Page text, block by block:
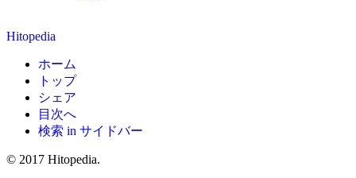
Hitopedia
ホーム
トップ
シェア
目次へ
検索 in サイドバー
© 2017 Hitopedia.